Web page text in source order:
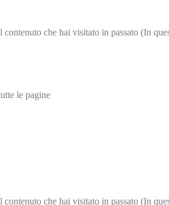
che hai visitato in passato (In
le pagine
che hai visitato in passato (In